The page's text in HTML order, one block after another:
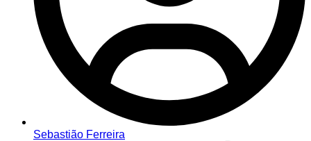
Sebastião Ferreira